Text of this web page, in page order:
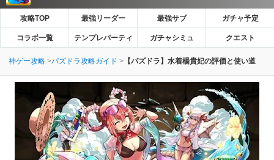
攻略TOP 最強リーダー 最強サブ ガチャ予定
コラボ一覧 テンプレパーティ ガチャシミュ クエスト
神ゲー攻略 パズドラ攻略ガイド 【パズドラ】水着楊貴妃の評価と使い道